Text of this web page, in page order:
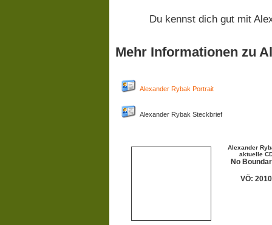
Du kennst dich gut mit
Mehr Informationen zu
Alexander Rybak Portrait
Alexander Rybak Steckbrief
Alexander
aktuelle
No
VÖ: 2010